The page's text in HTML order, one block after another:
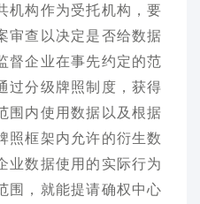
机构作为受托机构，要
审查以决定是否给数据
督企业在事先约定的范
过分级牌照制度，获得
围内使用数据以及根据
照框架内允许的衍生数
业数据使用的实际行为
围，就能提请确权中心